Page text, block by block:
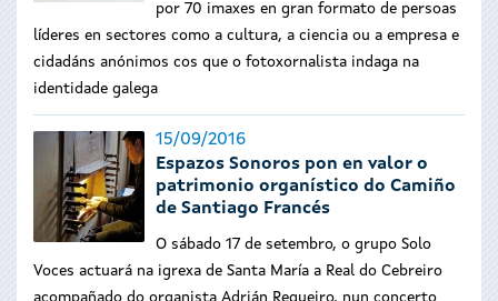
por 70 imaxes en gran formato de persoas
líderes en sectores como a cultura, a ciencia ou a empresa e
cidadáns anónimos cos que o fotoxornalista indaga na
identidade galega
15/09/2016
Espazos Sonoros pon en valor o
patrimonio organístico do Camiño
de Santiago Francés
O sábado 17 de setembro, o grupo Solo
Voces actuará na igrexa de Santa María a Real do Cebreiro
acompañado do organista Adrián Regueiro, nun concerto